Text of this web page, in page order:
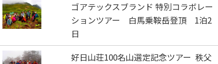
ゴアテックスブランド 特別コラボレー
ションツアー 白馬乗鞍岳登頂 1泊2
日
好日山荘100名山選定記念ツアー 秩父